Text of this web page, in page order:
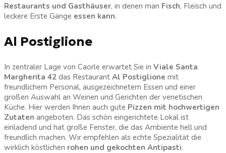
Restaurants und Gasthäuser, in denen man Fisch, Fleisch und
leckere Erste Gänge essen kann.
Al Postiglione
In zentraler Lage von Caorle erwartet Sie in Viale Santa
Margherita 42 das Restaurant Al Postiglione mit
freundlichem Personal, ausgezeichnetem Essen und einer
großen Auswahl an Weinen und Gerichten der venetischen
Küche. Hier werden Ihnen auch gute Pizzen mit hochwertigen
Zutaten angeboten. Das schön eingerichtete Lokal ist
einladend und hat große Fenster, die das Ambiente hell und
freundlich machen. Wir empfehlen als echte Spezialität die
wirklich köstlichen rohen und gekochten Antipasti.